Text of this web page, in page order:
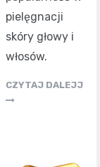
pielęgnacji
skóry głowy i
włosów.
CZYTAJ DALEJJ